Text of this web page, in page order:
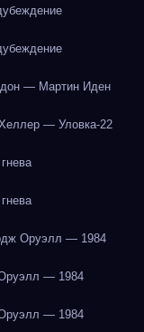
— Мартин Иден
— Уловка-22
Оруэлл — 1984
— 1984
— 1984